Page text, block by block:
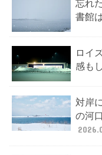
忘れ
書館
ロイ
感も
対岸
の河